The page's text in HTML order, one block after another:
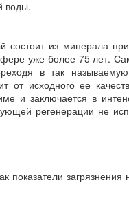
воды.
состоит из минерала
уже более 75 лет.
в так
от исходного ее
и заключается в
регенерации не
показатели